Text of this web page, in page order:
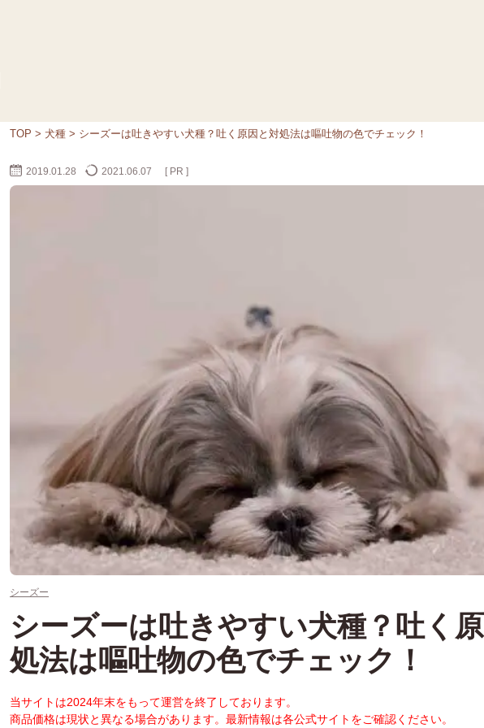
TOP > 犬種 > シーズーは吐きやすい犬種？吐く原因と対処法は嘔吐物の色でチェック！
2019.01.28 2021.06.07 [ PR ]
シーズー
シーズーは吐きやすい犬種？吐く
処法は嘔吐物の色でチェック！
当サイトは2024年末をもって運営を終了しております。
商品価格は現状と異なる場合があります。最新情報は各公式サイトをご確認ください。